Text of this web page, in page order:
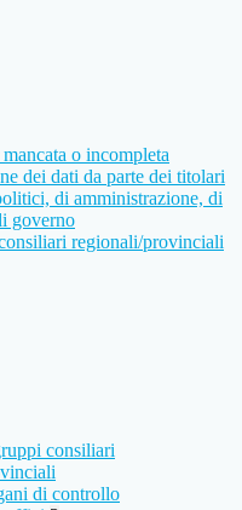
o incompleta
dei dati da parte dei titolari
di amministrazione, di
governo
regionali/provinciali
consiliari
di controllo